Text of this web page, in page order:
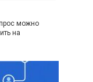
можно
на